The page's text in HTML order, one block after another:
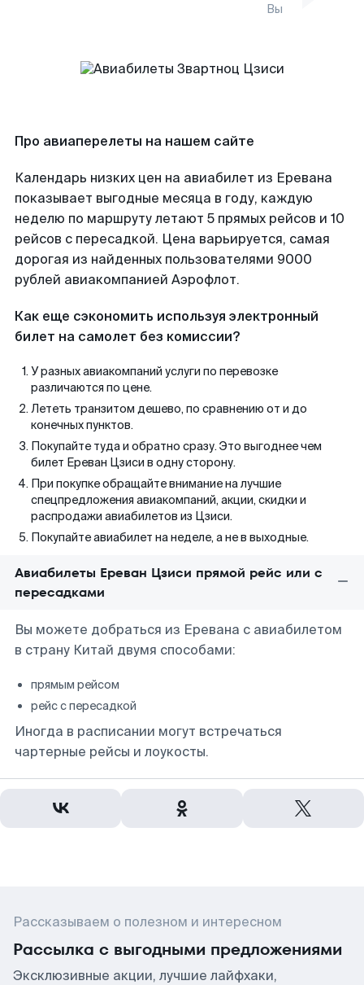
Вы
Про авиаперелеты на нашем сайте
Календарь низких цен на авиабилет из Еревана
показывает выгодные месяца в году, каждую
неделю по маршруту летают 5 прямых рейсов и 10
рейсов с пересадкой. Цена варьируется, самая
дорогая из найденных пользователями 9000
рублей авиакомпанией Аэрофлот.
Как еще сэкономить используя электронный
билет на самолет без комиссии?
У разных авиакомпаний услуги по перевозке
различаются по цене.
Лететь транзитом дешево, по сравнению от и до
конечных пунктов.
Покупайте туда и обратно сразу. Это выгоднее чем
билет Ереван Цзиси в одну сторону.
При покупке обращайте внимание на лучшие
спецпредложения авиакомпаний, акции, скидки и
распродажи авиабилетов из Цзиси.
Покупайте авиабилет на неделе, а не в выходные.
Авиабилеты Ереван Цзиси прямой рейс или с
пересадками
Вы можете добраться из Еревана с авиабилетом
в страну Китай двумя способами:
прямым рейсом
рейс с пересадкой
Иногда в расписании могут встречаться
чартерные рейсы и лоукосты.
Рассказываем о полезном и интересном
Рассылка с выгодными предложениями
Эксклюзивные акции, лучшие лайфхаки,